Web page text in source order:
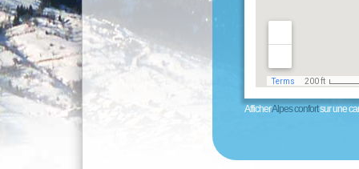
AfficherAlpes confortsur une